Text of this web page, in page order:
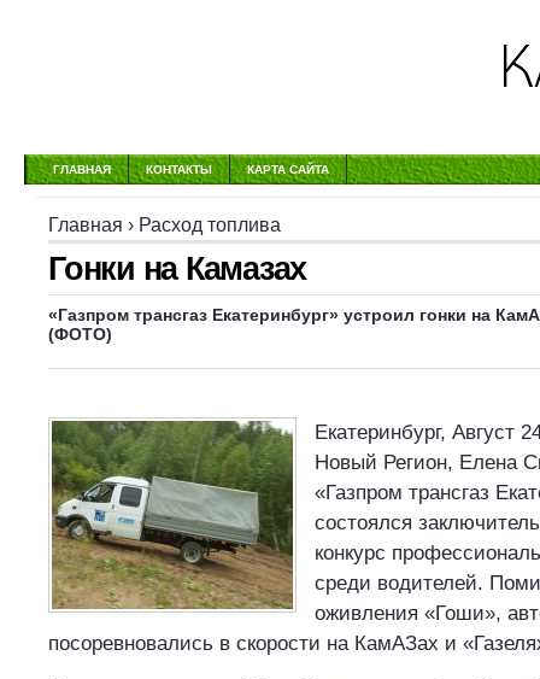
ГЛАВНАЯ КОНТАКТЫ КАРТА САЙТА
Главная › Расход топлива
Гонки на Камазах
«Газпром трансгаз Екатеринбург» устроил гонки на
(ФОТО)
Екатеринбург, Август
Новый Регион, Елена
«Газпром трансгаз
состоялся
конкурс
среди водителей.
оживления «Гоши»,
посоревновались в скорости на КамАЗах и